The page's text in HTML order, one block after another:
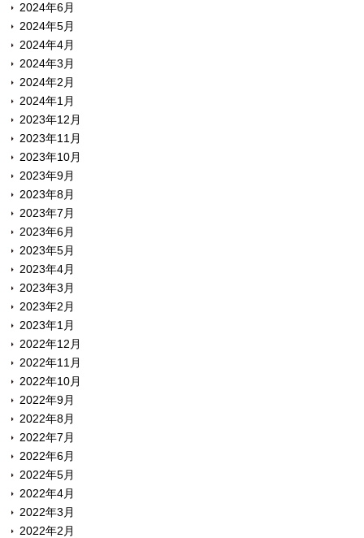
2024年6月
2024年5月
2024年4月
2024年3月
2024年2月
2024年1月
2023年12月
2023年11月
2023年10月
2023年9月
2023年8月
2023年7月
2023年6月
2023年5月
2023年4月
2023年3月
2023年2月
2023年1月
2022年12月
2022年11月
2022年10月
2022年9月
2022年8月
2022年7月
2022年6月
2022年5月
2022年4月
2022年3月
2022年2月